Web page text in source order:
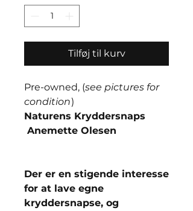
Tilføj til kurv
Pre-owned, (see pictures for
condition)
Naturens Kryddersnaps
Anemette Olesen
Der er en stigende interesse
for at lave egne
kryddersnapse, og